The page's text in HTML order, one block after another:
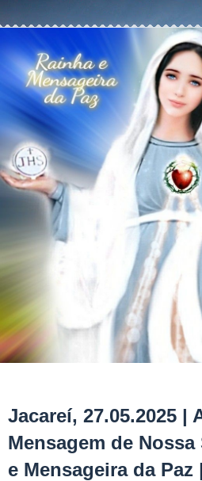
Jacareí, 27.05.2025 |
Mensagem de
e Mensageira da Paz